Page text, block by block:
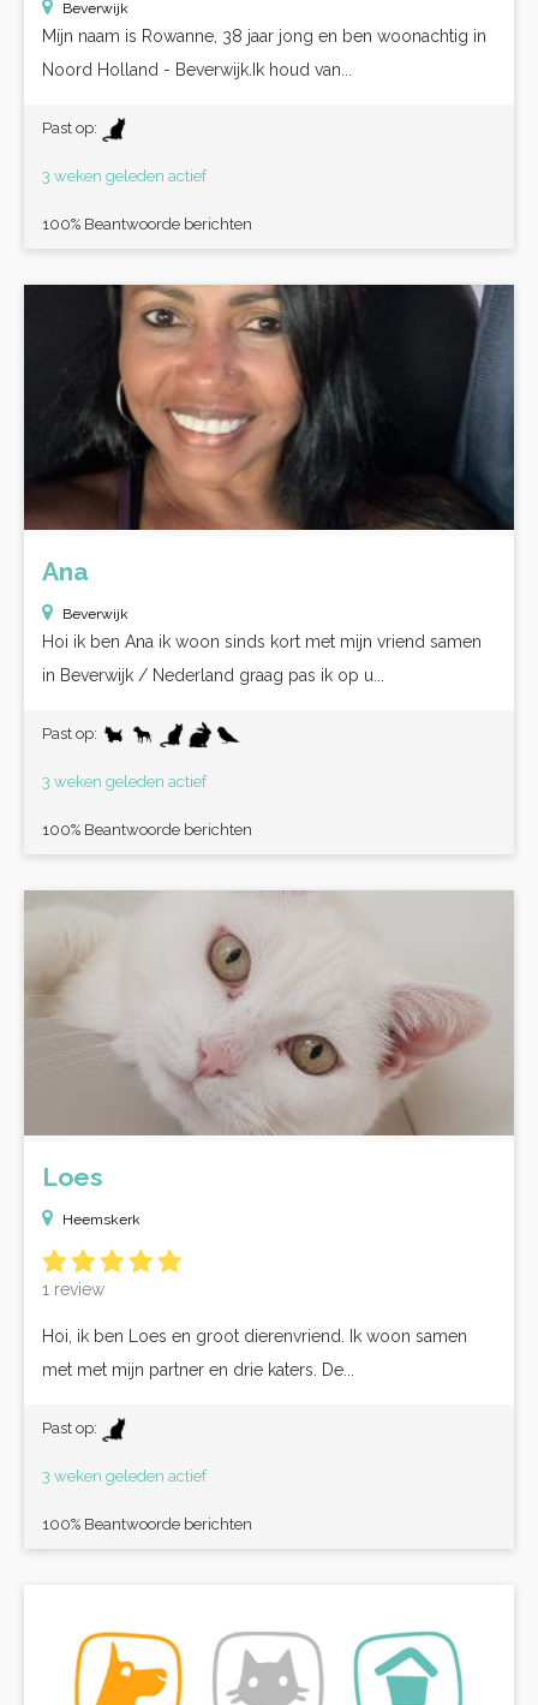
Beverwijk
Míjn naam is Rowanne, 38 jaar jong en ben woonachtig in
Noord Holland - Beverwijk.Ik houd van...
Past op:
3 weken geleden actief
100% Beantwoorde berichten
Ana
Beverwijk
Hoi ik ben Ana ik woon sinds kort met mijn vriend samen
in Beverwijk / Nederland graag pas ik op u...
Past op:
3 weken geleden actief
100% Beantwoorde berichten
Loes
Heemskerk
1 review
Hoi, ik ben Loes en groot dierenvriend. Ik woon samen
met met mijn partner en drie katers. De...
Past op:
3 weken geleden actief
100% Beantwoorde berichten